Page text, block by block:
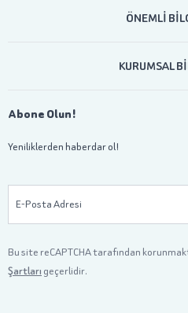
ÖNEMLİ
KURUMSAL
Abone Olun!
Yeniliklerden haberdar ol!
E-Posta Adresi
Bu site reCAPTCHA tarafından
Şartları geçerlidir.